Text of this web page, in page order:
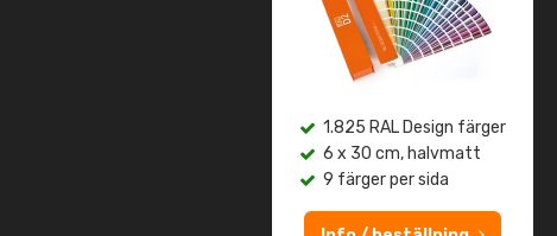
1.825 RAL Design färger
6 x 30 cm, halvmatt
9 färger per sida